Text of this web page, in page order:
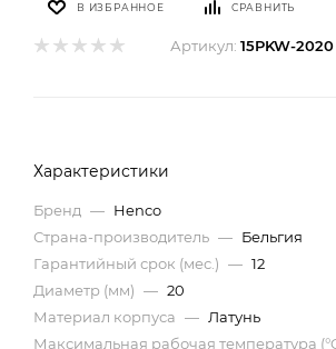
В ИЗБРАННОЕ СРАВНИТЬ
Артикул: 15PKW-2020
Характеристики
Бренд — Henco
Страна-производитель — Бельгия
Гарантийный срок (мес.) — 12
Диаметр (мм) — 20
Материал корпуса — Латунь
Максимальная рабочая температура